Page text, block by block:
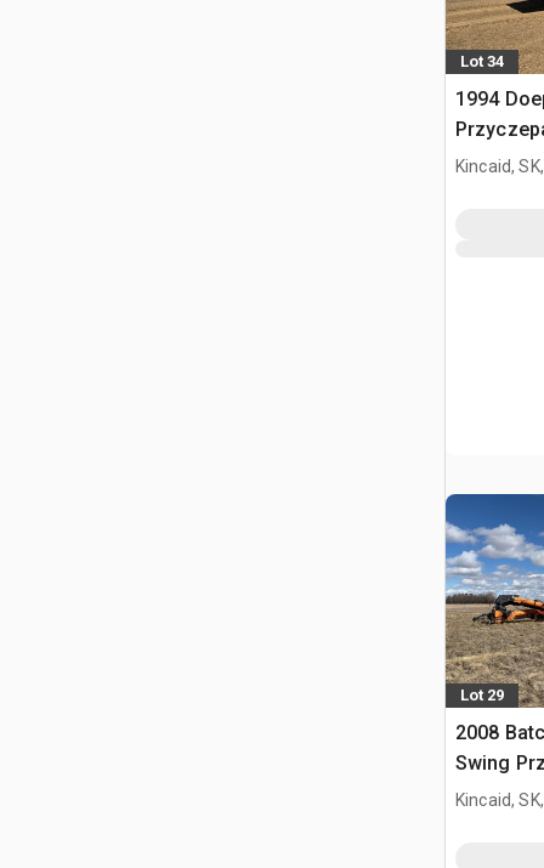
Lot 34
1994
Kincaid,
Lot 29
2008
Swing
Kincaid,